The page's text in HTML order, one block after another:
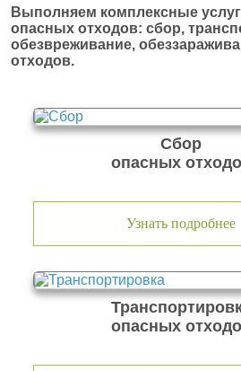
Выполняем комплексные
опасных отходов: сбор,
обезвреживание,
отходов.
Сбор
опасных
Узнать подробнее
опасных